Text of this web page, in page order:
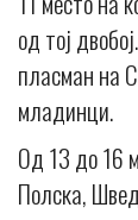
од тој
пласман на
младинци.
Од 13 до 16
Полска,